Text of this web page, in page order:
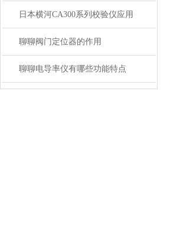
日本横河CA300系列校验仪应用
聊聊阀门定位器的作用
聊聊电导率仪有哪些功能特点